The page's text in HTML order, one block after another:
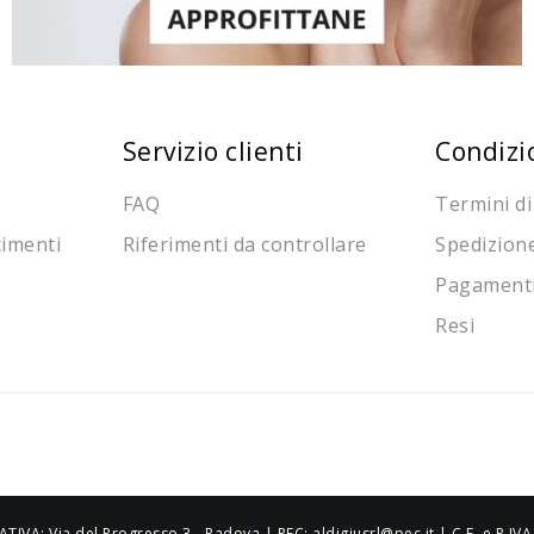
Servizio clienti
FAQ
Riferimenti da controllare
Termini
Pagamenti
Resi